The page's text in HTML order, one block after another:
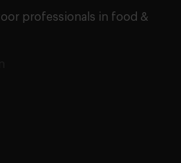
professionals in food &